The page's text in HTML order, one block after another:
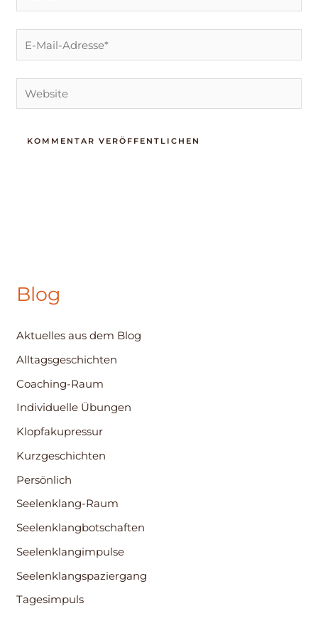
E-
Mail-
Adresse*
Website
Blog
Aktuelles aus dem Blog
Alltagsgeschichten
Coaching-Raum
Individuelle Übungen
Klopfakupressur
Kurzgeschichten
Persönlich
Seelenklang-Raum
Seelenklangbotschaften
Seelenklangimpulse
Seelenklangspaziergang
Tagesimpuls